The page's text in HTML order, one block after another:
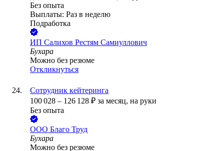
Без опыта
Выплаты: Раз в неделю
Подработка
ИП Салихов Рестям Самиуллович
Бухара
Можно без резюме
Откликнуться
Сотрудник кейтеринга
100 028 – 126 128 ₽ за месяц, на руки
Без опыта
ООО Благо Труд
Бухара
Можно без резюме